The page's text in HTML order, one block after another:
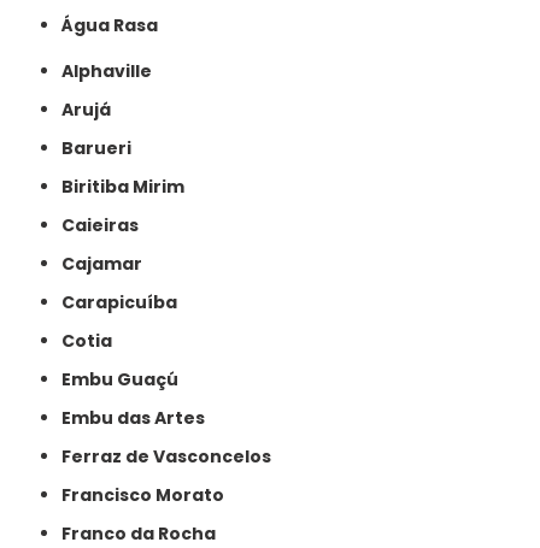
Água Rasa
Alphaville
Arujá
Barueri
Biritiba Mirim
Caieiras
Cajamar
Carapicuíba
Cotia
Embu Guaçú
Embu das Artes
Ferraz de Vasconcelos
Francisco Morato
Franco da Rocha